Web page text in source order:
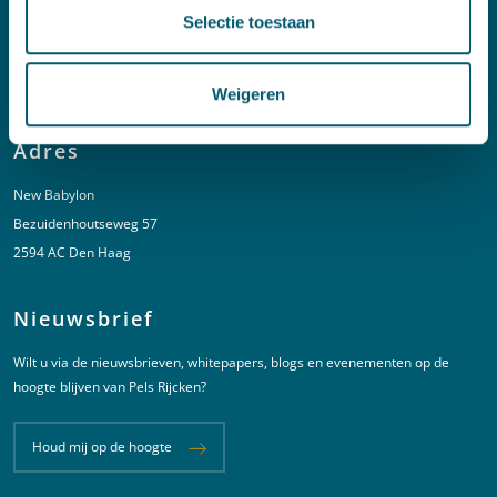
Selectie toestaan
Weigeren
Spoed (Buiten kantoortijden)
T:+31 6 20 01 08 16
Adres
New Babylon
Bezuidenhoutseweg 57
2594 AC Den Haag
Nieuwsbrief
Wilt u via de nieuwsbrieven, whitepapers, blogs en evenementen op de
hoogte blijven van Pels Rijcken?
Houd mij op de hoogte